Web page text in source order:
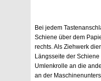
Bei jedem
Schiene über dem
rechts. Als Ziehwerk
Längsseite der
Umlenkrolle an die
an der